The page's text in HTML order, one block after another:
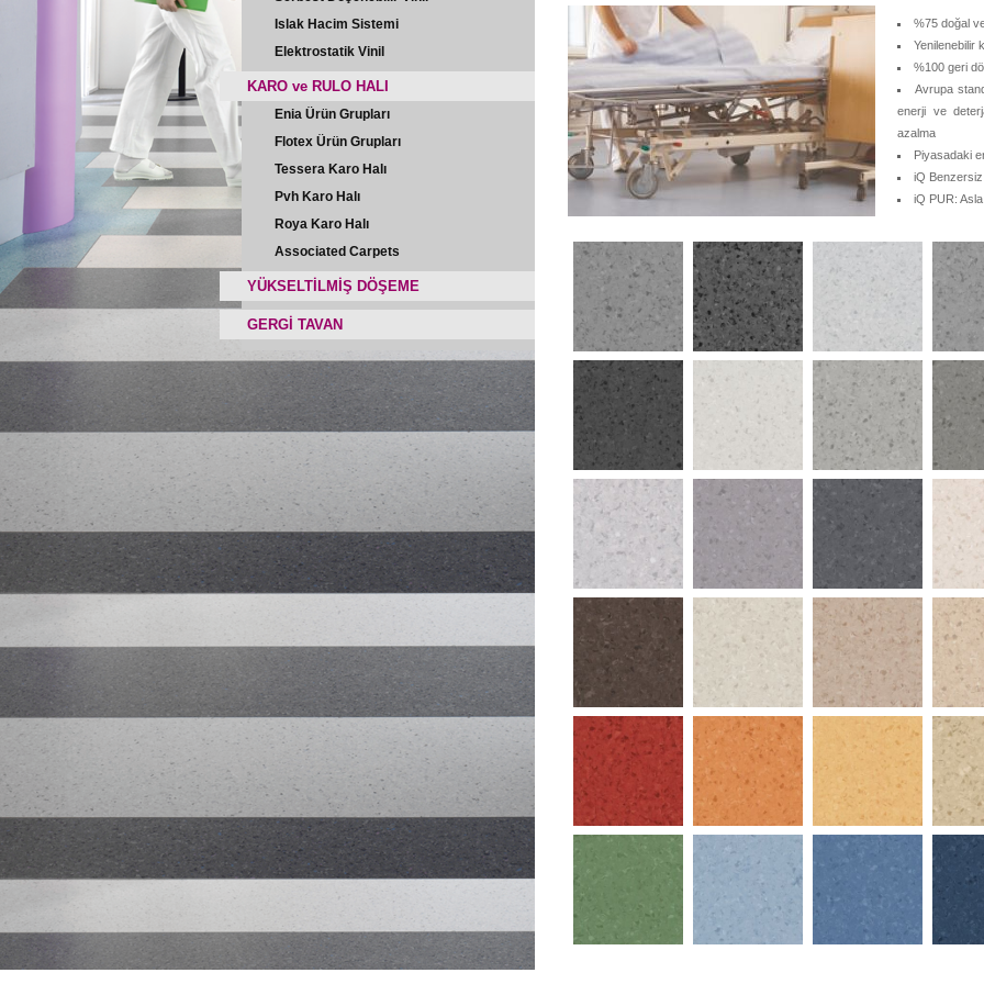
Islak Hacim Sistemi
Elektrostatik Vinil
KARO ve RULO HALI
Enia Ürün Grupları
Flotex Ürün Grupları
Tessera Karo Halı
Pvh Karo Halı
Roya Karo Halı
Associated Carpets
YÜKSELTİLMİŞ DÖŞEME
GERGİ TAVAN
%75 doğal
Yenilenebilir
%100 geri
Avrupa
enerji ve
azalma
Piyasadaki
iQ
iQ PUR: